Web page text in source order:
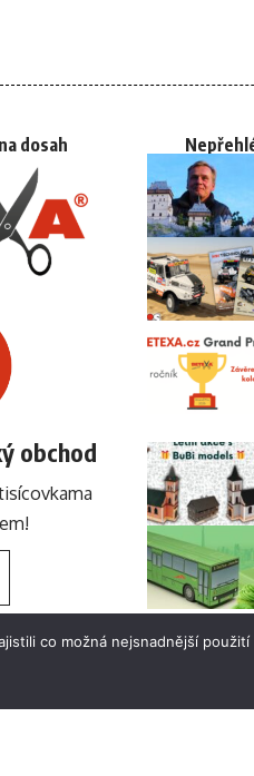
dosah
obchod
co možná nejsnadnější